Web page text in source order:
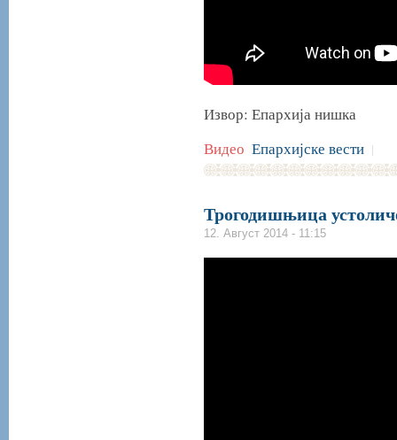
Извор: Епархија нишка
Видео Епархијске вести |
Трогодишњица
12. Август 2014 - 11:15